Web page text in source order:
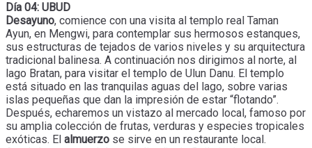
Día 04: UBUD
Desayuno, comience con una visita al templo real Taman
Ayun, en Mengwi, para contemplar sus hermosos estanques,
sus estructuras de tejados de varios niveles y su arquitectura
tradicional balinesa. A continuación nos dirigimos al norte, al
lago Bratan, para visitar el templo de Ulun Danu. El templo
está situado en las tranquilas aguas del lago, sobre varias
islas pequeñas que dan la impresión de estar “flotando”.
Después, echaremos un vistazo al mercado local, famoso por
su amplia colección de frutas, verduras y especies tropicales
exóticas. El almuerzo se sirve en un restaurante local.